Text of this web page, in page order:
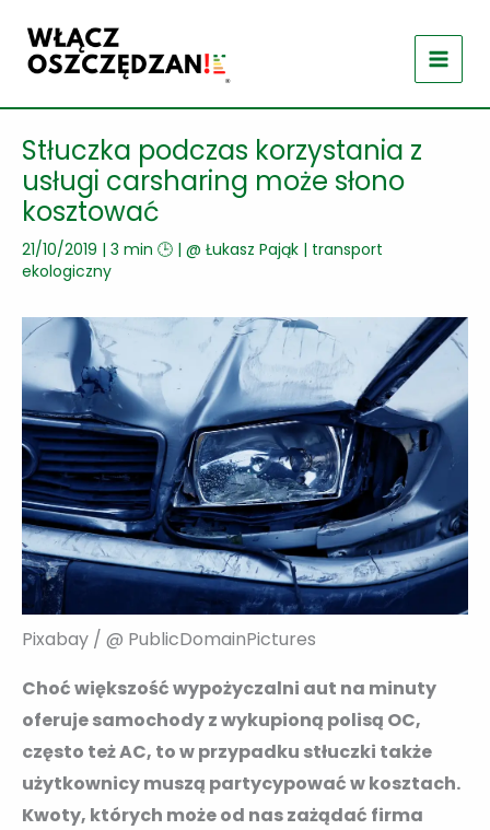
treści
Stłuczka podczas korzystania z
usługi carsharing może słono
kosztować
21/10/2019 | 3 min 🕒 | @ Łukasz Pająk | transport
ekologiczny
Pixabay / @ PublicDomainPictures
Choć większość wypożyczalni aut na minuty
oferuje samochody z wykupioną polisą OC,
często też AC, to w przypadku stłuczki także
użytkownicy muszą partycypować w kosztach.
Kwoty, których może od nas zażądać firma